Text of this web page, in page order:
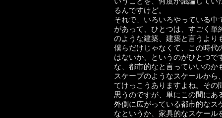
るんですけど。
それで、いろいろやっている
があって、ひとつは、すごく
のような建築、建築と言うより
僕らだけじゃなくて、この時代
はないか、というのがひとつ
な、都市的なと言っていいの
スケープのようなスケールか
てけっこうありますよね。その
思うのですが、単にこの間に
外側に広がっている都市的なス
なというか、家具的なスケー